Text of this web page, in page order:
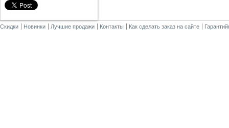
Скидки Новинки Лучшие продажи Контакты Как сделать заказ на сайте